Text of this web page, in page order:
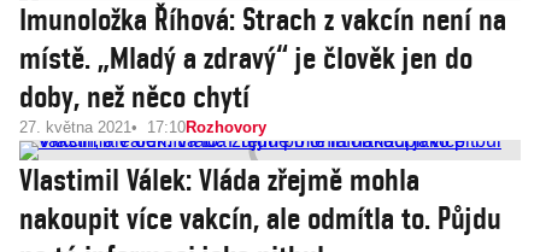
Imunoložka Říhová: Strach z vakcín není na
místě. „Mladý a zdravý“ je člověk jen do
doby, než něco chytí
27. května 2021 17:10Rozhovory
Vlastimil Válek: Vláda zřejmě mohla
nakoupit více vakcín, ale odmítla to. Půjdu